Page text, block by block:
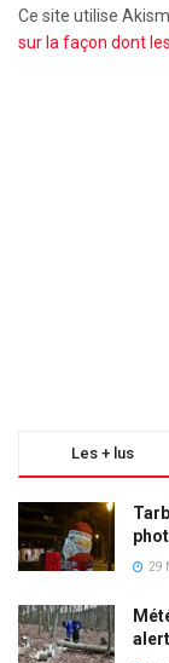
Ce site utilise
sur la façon dont
Les + lus
29